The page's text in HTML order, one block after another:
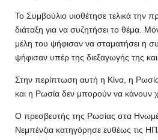
Το Συμβούλιο υιοθέτησε τελικά την
διάταξη για να συζητήσει το θέμα.
μέλη του ψήφισαν να σταματήσει η
ψήφισαν υπέρ της διεξαγωγής της
Στην περίπτωση αυτή η Κίνα, η
και η Ρωσία δεν μπορούν να κάνουν
Ο πρεσβευτής της Ρωσίας στα
Νεμπένζια κατηγόρησε ευθέως τις